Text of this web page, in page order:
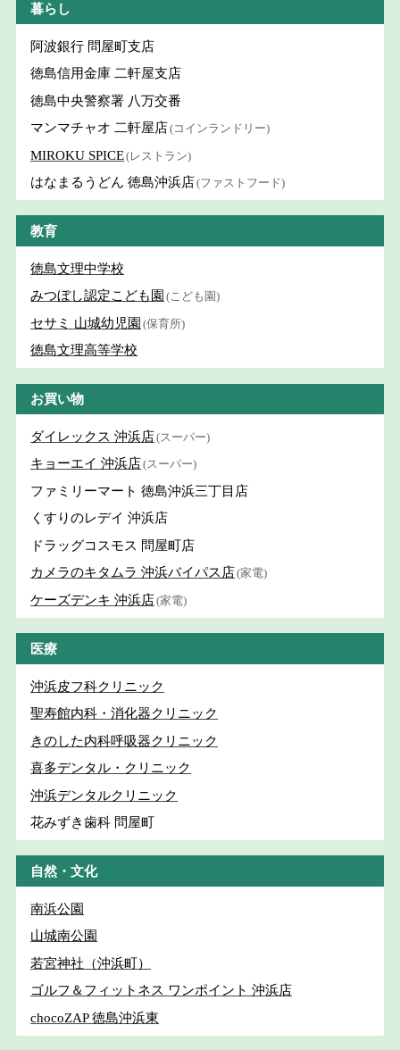
暮らし
阿波銀行 問屋町支店
徳島信用金庫 二軒屋支店
徳島中央警察署 八万交番
マンマチャオ 二軒屋店(コインランドリー)
MIROKU SPICE(レストラン)
はなまるうどん 徳島沖浜店(ファストフード)
教育
徳島文理中学校
みつぼし認定こども園 (こども園)
セサミ 山城幼児園 (保育所)
徳島文理高等学校
お買い物
ダイレックス 沖浜店(スーパー)
キョーエイ 沖浜店(スーパー)
ファミリーマート 徳島沖浜三丁目店
くすりのレデイ 沖浜店
ドラッグコスモス 問屋町店
カメラのキタムラ 沖浜バイパス店(家電)
ケーズデンキ 沖浜店(家電)
医療
沖浜皮フ科クリニック
聖寿館内科・消化器クリニック
きのした内科呼吸器クリニック
喜多デンタル・クリニック
沖浜デンタルクリニック
花みずき歯科 問屋町
自然・文化
南浜公園
山城南公園
若宮神社（沖浜町）
ゴルフ＆フィットネス ワンポイント 沖浜店
chocoZAP 徳島沖浜東